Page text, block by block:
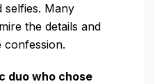
Many
the details and
duo who chose